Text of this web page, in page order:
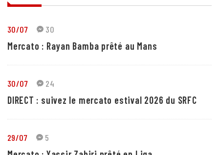
30/07 30
Mercato : Rayan Bamba prêté au Mans
30/07 24
DIRECT : suivez le mercato estival 2026 du SRFC
29/07 5